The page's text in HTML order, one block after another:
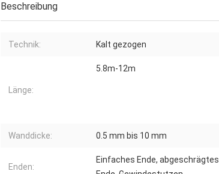
Beschreibung
Technik: Kalt gezogen
Länge:
5.8m-12m
Wanddicke: 0.5 mm bis 10 mm
Enden:
Einfaches Ende, abgeschrägtes